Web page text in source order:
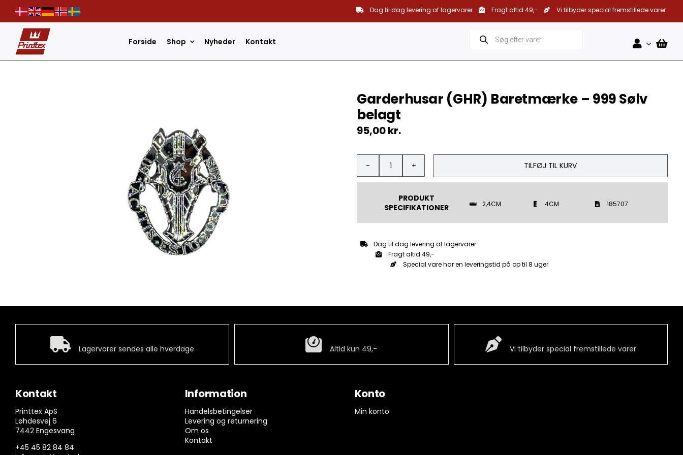
content
Dag til dag levering af lagervarer Fragt altid 49,- Vi tilbyder special fremstillede varer
Forside Shop Nyheder Kontakt search
Garderhusar (GHR) Baretmærke – 999 Sølv
belagt
95,00kr.
Garderhusar
(GHR)
999
TILFØJ TIL KURV
PRODUKT
SPECIFIKATIONER
2,4CM 4CM 185707
Dag til dag levering af lagervarer
Fragt altid 49,-
Special vare har en leveringstid på op til 8 uger
Lagervarer sendes alle hverdage Altid kun 49,- Vi tilbyder special fremstillede varer
Kontakt
Printtex ApS
Løhdesvej 6
7442 Engesvang
+45 45 82 84 84
Information
Handelsbetingelser
Levering og returnering
Om os
Kontakt
Konto
Min konto